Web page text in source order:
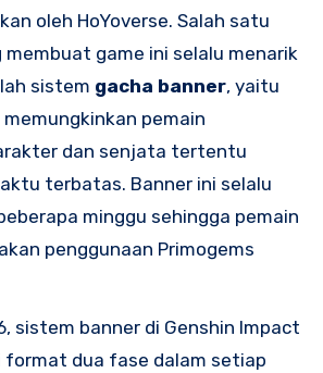
oleh HoYoverse. Salah satu
game ini selalu menarik
sistem gacha banner, yaitu
pemain
dan senjata tertentu
terbatas. Banner ini selalu
minggu sehingga pemain
penggunaan Primogems
sistem banner di Genshin Impact
format dua fase dalam setiap